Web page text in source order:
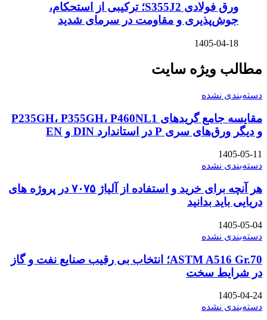
ورق فولادی S355J2؛ ترکیبی از استحکام،
جوش‌پذیری و مقاومت در سرمای شدید
1405-04-18
مطالب ویژه سایت
دسته‌بندی نشده
مقایسه جامع گریدهای P235GH، P355GH، P460NL1
و دیگر ورق‌های سری P در استاندارد DIN و EN
1405-05-11
دسته‌بندی نشده
هر آنچه برای خرید و استفاده از آلیاژ ۷۰۷۵ در پروژه های
دریایی باید بدانید
1405-05-04
دسته‌بندی نشده
ASTM A516 Gr.70؛ انتخاب بی رقیب صنایع نفت و گاز
در شرایط سخت
1405-04-24
دسته‌بندی نشده